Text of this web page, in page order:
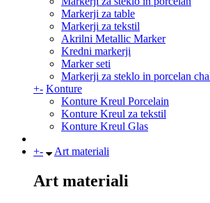
Markerji za table
Markerji za tekstil
Akrilni Metallic Marker
Kredni markerji
Marker seti
Markerji za steklo in porcelan
+- Konture
Konture Kreul Porcelain
Konture Kreul za tekstil
Konture Kreul Glas
+- Art materiali
Art materiali